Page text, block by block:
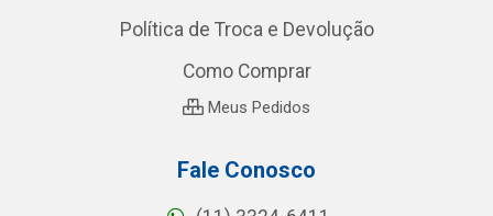
Política de Troca e Devolução
Como Comprar
Meus Pedidos
Fale Conosco